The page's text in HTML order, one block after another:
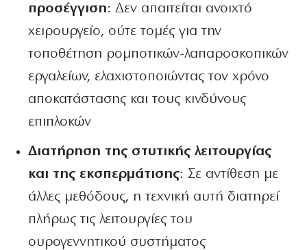
προσέγγιση: Δεν απαιτείται ανοιχτό
χειρουργείο, ούτε τομές για την
τοποθέτηση ρομποτικών-λαπαροσκοπικών
εργαλείων, ελαχιστοποιώντας τον χρόνο
αποκατάστασης και τους κινδύνους
επιπλοκών
Διατήρηση της στυτικής λειτουργίας
και της εκσπερμάτισης: Σε αντίθεση με
άλλες μεθόδους, η τεχνική αυτή διατηρεί
πλήρως τις λειτουργίες του
ουρογεννητικού συστήματος